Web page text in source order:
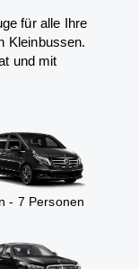
für alle Ihre
Kleinbussen.
und mit
- 7 Personen